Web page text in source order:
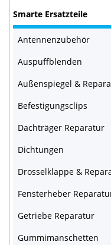
Smarte Ersatzteile
Antennenzubehör
Auspuffblenden
Außenspiegel &
Befestigungsclips
Dachträger Reparatur
Dichtungen
Drosselklappe &
Fensterheber
Getriebe Reparatur
Gummimanschetten